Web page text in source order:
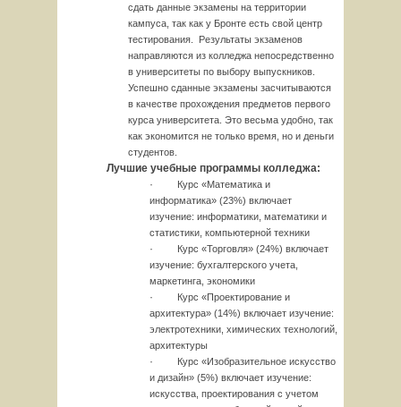
сдать данные экзамены на территории
кампуса, так как у Бронте есть свой центр
тестирования. Результаты экзаменов
направляются из колледжа непосредственно
в университеты по выбору выпускников.
Успешно сданные экзамены засчитываются
в качестве прохождения предметов первого
курса университета. Это весьма удобно, так
как экономится не только время, но и деньги
студентов.
Лучшие учебные программы колледжа:
·
Курс «Математика и
информатика» (23%) включает
изучение: информатики, математики и
статистики, компьютерной техники
·
Курс «Торговля» (24%) включает
изучение: бухгалтерского учета,
маркетинга, экономики
·
Курс «Проектирование и
архитектура» (14%) включает изучение:
электротехники, химических технологий,
архитектуры
·
Курс «Изобразительное искусство
и дизайн» (5%) включает изучение:
искусства, проектирования с учетом